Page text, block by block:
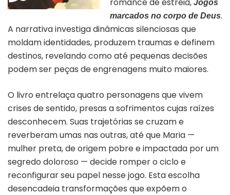
Jogos
marcados no corpo de Deus.
A narrativa investiga dinâmicas silenciosas que
moldam identidades, produzem traumas e definem
destinos, revelando como até pequenas decisões
podem ser peças de engrenagens muito maiores.
O livro entrelaça quatro personagens que vivem
crises de sentido, presas a sofrimentos cujas raízes
desconhecem. Suas trajetórias se cruzam e
reverberam umas nas outras, até que Maria —
mulher preta, de origem pobre e impactada por um
segredo doloroso — decide romper o ciclo e
reconfigurar seu papel nesse jogo. Esta escolha
desencadeia transformações que expõem o